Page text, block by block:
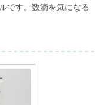
です。数滴を気になる